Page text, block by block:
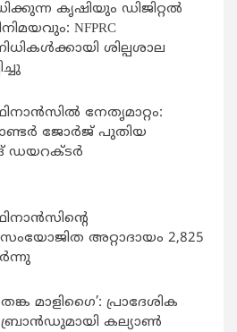
കൃഷിയും ഡിജിറ്റൽ
NFPRC
ശില്പശാല
നേതൃമാറ്റം:
ജോർജ് പുതിയ
ഡയറക്ടർ
അറ്റാദായം 2,825
മാളിഗൈ’: പ്രാദേശിക
കല്യാണ്‍